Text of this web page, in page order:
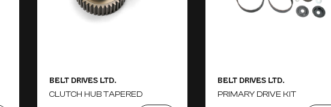
BELT DRIVES LTD.
CLUTCH HUB TAPERED
BELT DRIVES LTD.
PRIMARY DRIVE KIT